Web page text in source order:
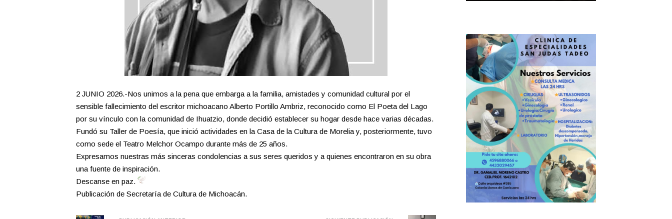
2 JUNIO 2026.-Nos unimos a la pena que embarga a la familia, amistades y comunidad cultural por el
sensible fallecimiento del escritor michoacano Alberto Portillo Ambriz, reconocido como El Poeta del Lago
por su vínculo con la comunidad de Ihuatzio, donde decidió establecer su hogar desde hace varias décadas.
Fundó su Taller de Poesía, que inició actividades en la Casa de la Cultura de Morelia y, posteriormente, tuvo
como sede el Teatro Melchor Ocampo durante más de 25 años.
Expresamos nuestras más sinceras condolencias a sus seres queridos y a quienes encontraron en su obra
una fuente de inspiración.
Descanse en paz.
Publicación de Secretaría de Cultura de Michoacán.